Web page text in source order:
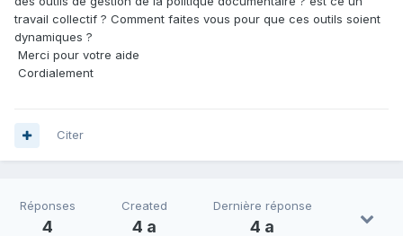
travail collectif ? Comment faites vous pour que ces outils soient
dynamiques ?
Merci pour votre aide
Cordialement
Citer
Réponses
4
Created
4 a
Dernière réponse
4 a